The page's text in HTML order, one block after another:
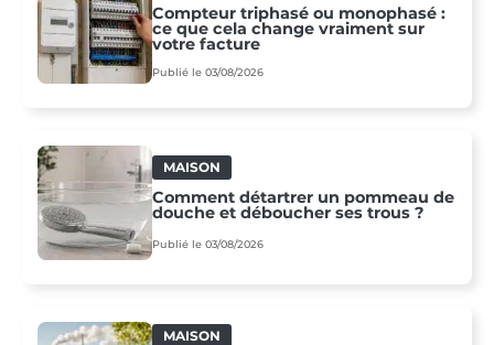
Compteur triphasé ou monophasé :
ce que cela change vraiment sur
votre facture
Publié le 03/08/2026
MAISON
Comment détartrer un pommeau de
douche et déboucher ses trous ?
Publié le 03/08/2026
MAISON